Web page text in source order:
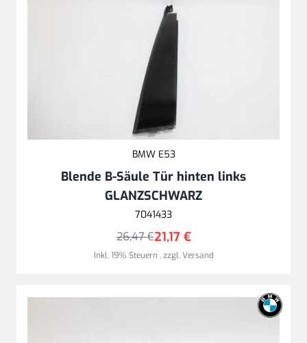
BMW E53
Blende B-Säule Tür hinten links
GLANZSCHWARZ
7041433
21,17 €
26,47 €
Inkl. 19% Steuern,zzgl.Versand